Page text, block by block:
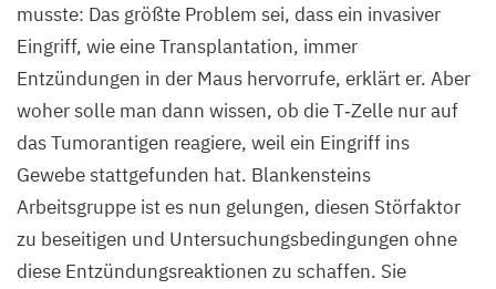
musste: Das größte Problem sei, dass ein invasiver
Eingriff, wie eine Transplantation, immer
Entzündungen in der Maus hervorrufe, erklärt er. Aber
woher solle man dann wissen, ob die T‑Zelle nur auf
das Tumorantigen reagiere, weil ein Eingriff ins
Gewebe stattgefunden hat. Blankensteins
Arbeitsgruppe ist es nun gelungen, diesen Störfaktor
zu beseitigen und Untersuchungsbedingungen ohne
diese Entzündungsreaktionen zu schaffen. Sie